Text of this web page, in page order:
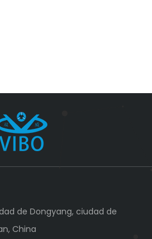
de Dongyang, ciudad de
China